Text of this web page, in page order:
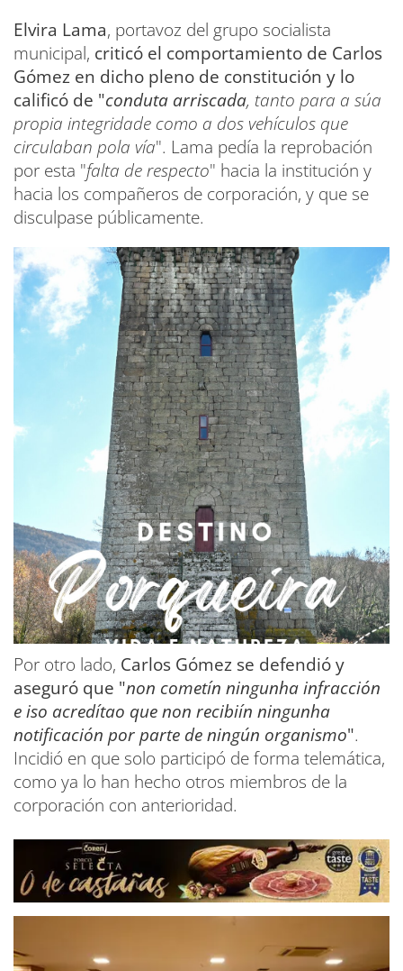
Elvira Lama, portavoz del grupo socialista
municipal, criticó el comportamiento de Carlos
Gómez en dicho pleno de constitución y lo
calificó de "conduta arriscada, tanto para a súa
propia integridade como a dos vehículos que
circulaban pola vía". Lama pedía la reprobación
por esta "falta de respecto" hacia la institución y
hacia los compañeros de corporación, y que se
disculpase públicamente.
Por otro lado, Carlos Gómez se defendió y
aseguró que "non cometín ningunha infracción
e iso acredítao que non recibiín ningunha
notificación por parte de ningún organismo".
Incidió en que solo participó de forma telemática,
como ya lo han hecho otros miembros de la
corporación con anterioridad.